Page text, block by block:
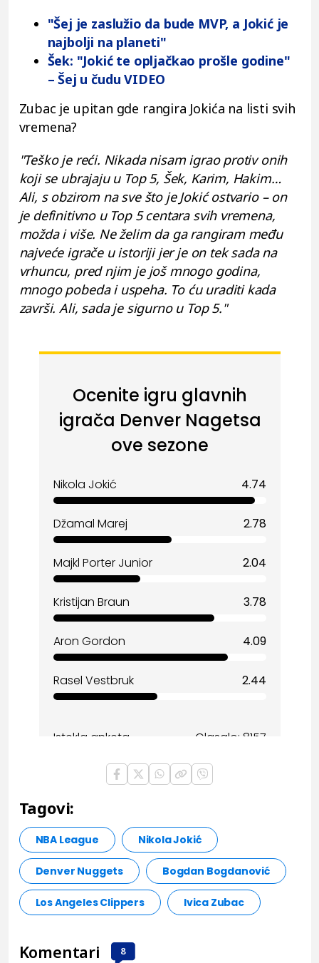
"Šej je zaslužio da bude MVP, a Jokić je
najbolji na planeti"
Šek: "Jokić te opljačkao prošle godine"
– Šej u čudu VIDEO
Zubac je upitan gde rangira Jokića na listi svih
vremena?
"Teško je reći. Nikada nisam igrao protiv onih
koji se ubrajaju u Top 5, Šek, Karim, Hakim…
Ali, s obzirom na sve što je Jokić ostvario – on
je definitivno u Top 5 centara svih vremena,
možda i više. Ne želim da ga rangiram među
najveće igrače u istoriji jer je on tek sada na
vrhuncu, pred njim je još mnogo godina,
mnogo pobeda i uspeha. To ću uraditi kada
završi. Ali, sada je sigurno u Top 5."
Tagovi:
NBA League Nikola Jokić
Denver Nuggets Bogdan Bogdanović
Los Angeles Clippers Ivica Zubac
Komentari 8